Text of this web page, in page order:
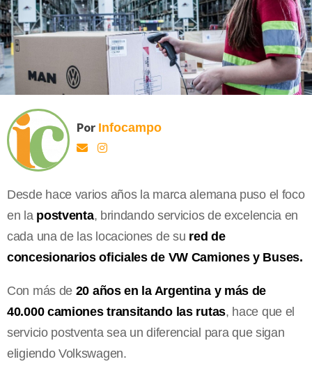
Por Infocampo
Desde hace varios años la marca alemana puso el foco
en la postventa, brindando servicios de excelencia en
cada una de las locaciones de su red de
concesionarios oficiales de VW Camiones y Buses.
Con más de 20 años en la Argentina y más de
40.000 camiones transitando las rutas, hace que el
servicio postventa sea un diferencial para que sigan
eligiendo Volkswagen.